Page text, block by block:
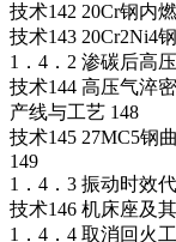
技术142 20Cr钢内
技术143 20Cr2Ni4
1．4．2 渗碳后高
技术144 高压气淬
产线与工艺 148
技术145 27MC5钢
149
1．4．3 振动时效
技术146 机床座及
1．4．4 取消回火